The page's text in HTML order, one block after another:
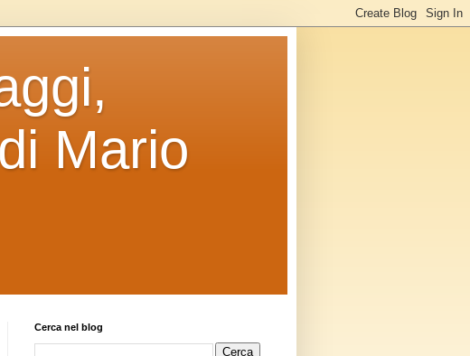
Mario
Cerca nel blog